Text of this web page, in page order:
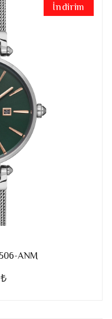
İndirim
ANM